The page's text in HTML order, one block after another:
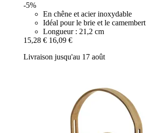
-5%
En chêne et acier inoxydable
Idéal pour le brie et le camembert
Longueur : 21,2 cm
15,28 € 16,09 €
Livraison jusqu'au 17 août